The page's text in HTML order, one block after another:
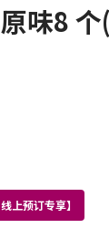
味8
上预订专享】